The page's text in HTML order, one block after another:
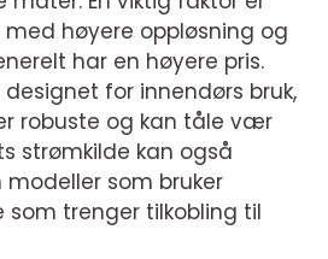
med høyere oppløsning og
har en høyere pris.
for innendørs bruk,
robuste og kan tåle vær
strømkilde kan også
som bruker
trenger tilkobling til